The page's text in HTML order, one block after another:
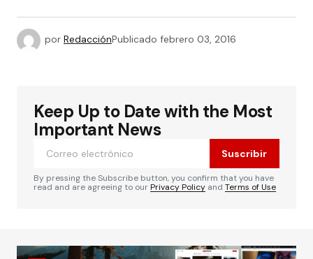
por RedacciónPublicado febrero 03, 2016
Keep Up to Date with the Most
Important News
Suscribir
By pressing the Subscribe button, you confirm that you have
read and are agreeing to ourPrivacy Policy and Terms of Use